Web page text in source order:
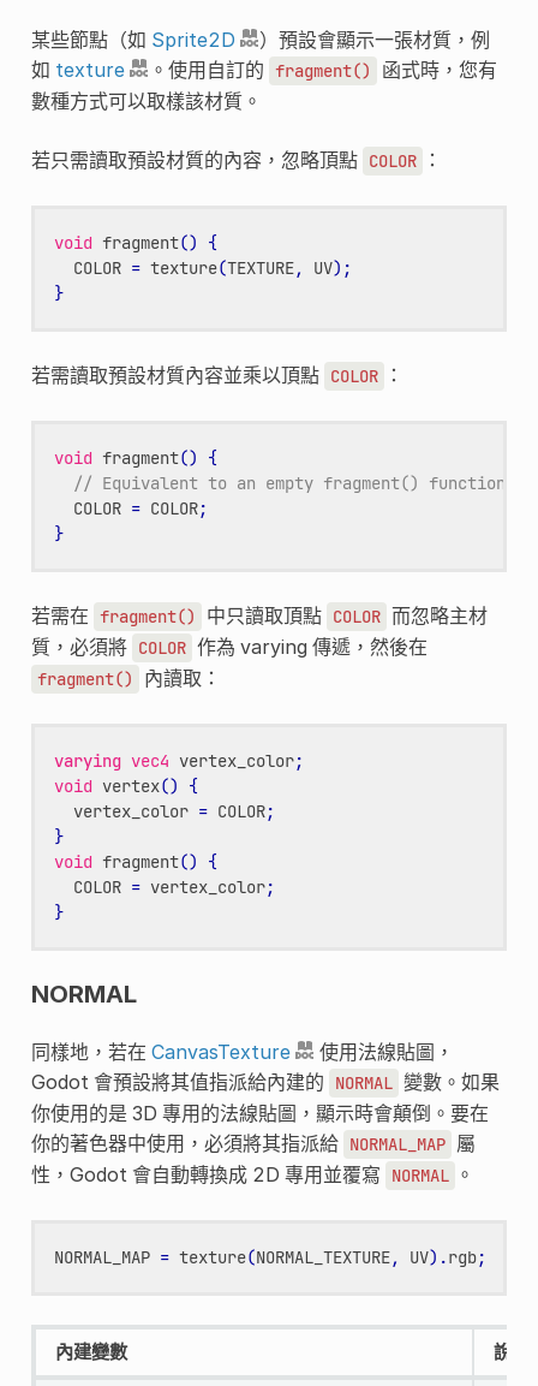
某些節點（如 Sprite2D
）預設會顯示一張材質，例
如 texture 。使用自訂的 fragment()
函式時，您有
數種方式可以取樣該材質。
若只需讀取預設材質的內容，忽略頂點 COLOR ：
void fragment()
{
COLOR = texture(TEXTURE, UV);
}
若需讀取預設材質內容並乘以頂點 COLOR ：
void fragment()
{
// Equivalent to an empty fragment() function,
COLOR = COLOR;
}
若需在 fragment() 中只讀取頂點 COLOR 而忽略主材
質，必須將 COLOR 作為 varying 傳遞，然後在
fragment() 內讀取：
varying vec4 vertex_color;
void vertex()
{
vertex_color = COLOR;
}
void fragment()
{
COLOR = vertex_color;
}
NORMAL
同樣地，若在 CanvasTexture
使用法線貼圖，
Godot 會預設將其值指派給內建的
NORMAL 變數。如果
你使用的是 3D 專用的法線貼圖，顯示時會顛倒。要在
你的著色器中使用，必須將其指派給 NORMAL_MAP 屬
性，Godot 會自動轉換成 2D 專用並覆寫
NORMAL 。
NORMAL_MAP = texture(NORMAL_TEXTURE, UV).rgb;
內建變數 說明